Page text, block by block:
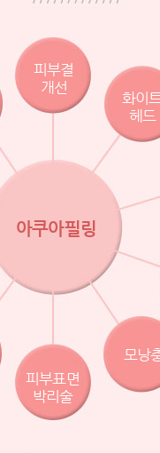
아쿠아필링
피부결
개선
화이
헤드
모낭
피부표면
박리술